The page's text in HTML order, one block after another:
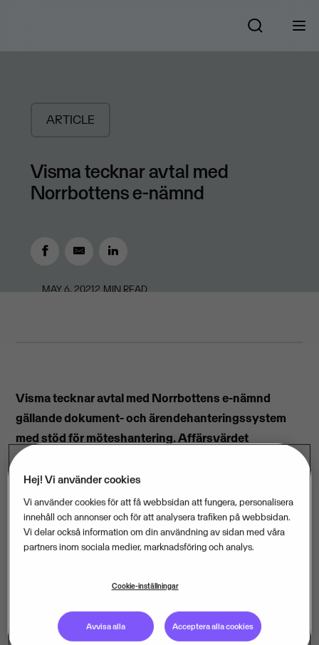
ARTICLE
Visma tecknar avtal med
Norrbottens e-nämnd
MAY 6, 20212 MIN READ
Visma tecknar avtal med Norrbottens e-nämnd
gällande dokument- och ärendehanteringssystem
med stöd för möteshantering. Affärsvärdet
på uppdraget uppskattas till ca 4 200 000 SEK/år
baserat på ett medelvärde per
kommun.
– Vi är väldigt stolta att Visma återigen får förtroendet
att digitalisera några av Sveriges nordligaste
e-nämnden etablera Ciceron och därmed skapa
förtroendevalda och medborgare på ett säkert och
Hej! Vi använder cookies
Vi använder cookies för att få webbsidan att fungera, personalisera
innehåll och annonser och för att analysera trafiken på webbsidan.
Vi delar också information om din användning av sidan med våra
partners inom sociala medier, marknadsföring och analys.
Cookie-inställningar
Avvisa alla Acceptera alla cookies